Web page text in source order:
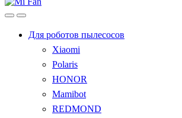
Для роботов пылесосов
Xiaomi
Polaris
HONOR
Mamibot
REDMOND